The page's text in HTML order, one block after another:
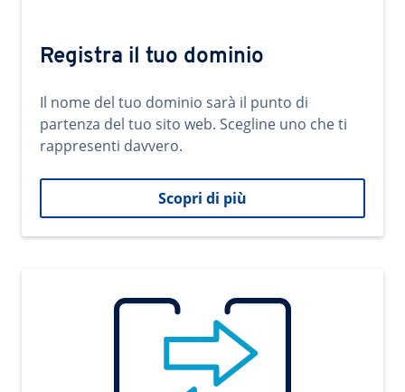
Registra il tuo dominio
Il nome del tuo dominio sarà il punto di
partenza del tuo sito web. Scegline uno che ti
rappresenti davvero.
Scopri di più